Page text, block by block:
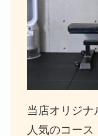
当店オリジナ
人気のコース